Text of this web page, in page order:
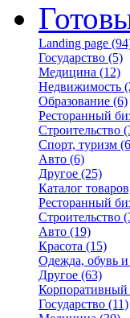
Landing page
Государство (5)
Медицина (12)
Недвижимость
Образование (6)
Ресторанный
Строительство
Спорт, туризм
Авто (6)
Другое (25)
Каталог
Ресторанный
Строительство
Авто (19)
Красота (15)
Одежда, обувь и
Другое (63)
Корпоративный
Государство (11)